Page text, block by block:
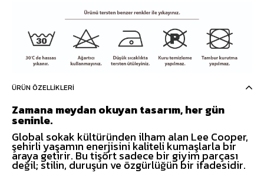
ÜRÜN ÖZELLIKLERI
Zamana meydan okuyan tasarım, her gün
seninle.
Global sokak kültüründen ilham alan Lee Cooper,
şehirli yaşamın enerjisini kaliteli kumaşlarla bir
araya getirir. Bu tişört sadece bir giyim parçası
değil; stilin, duruşun ve özgürlüğün bir ifadesidir.